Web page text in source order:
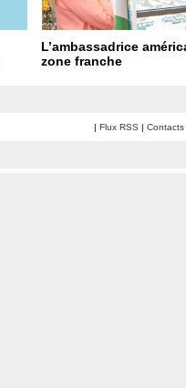
L’ambassadrice
zone franche
| Flux RSS | Contacts